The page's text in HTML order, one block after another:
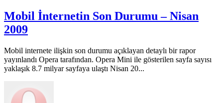
Mobil İnternetin Son Durumu – Nisan
2009
Mobil internete ilişkin son durumu açıklayan detaylı bir rapor
yayınlandı Opera tarafından. Opera Mini ile gösterilen sayfa sayısı
yaklaşık 8.7 milyar sayfaya ulaştı Nisan 20...